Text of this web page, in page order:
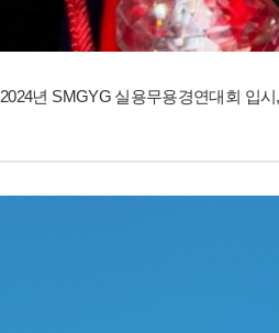
2024년 SMGYG 실용무용경연대회 입